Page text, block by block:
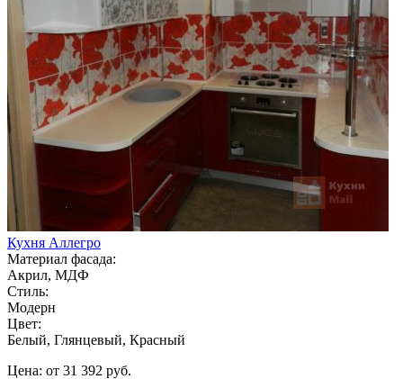
Кухня Аллегро
Материал фасада:
Акрил, МДФ
Стиль:
Модерн
Цвет:
Белый, Глянцевый, Красный
Цена: от 31 392 руб.